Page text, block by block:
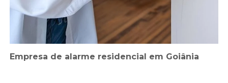
Empresa de alarme residencial em Goiânia